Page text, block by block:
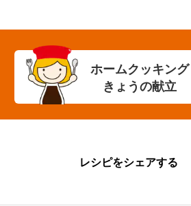
ホームクッキング
きょうの献立
レシピをシェアする